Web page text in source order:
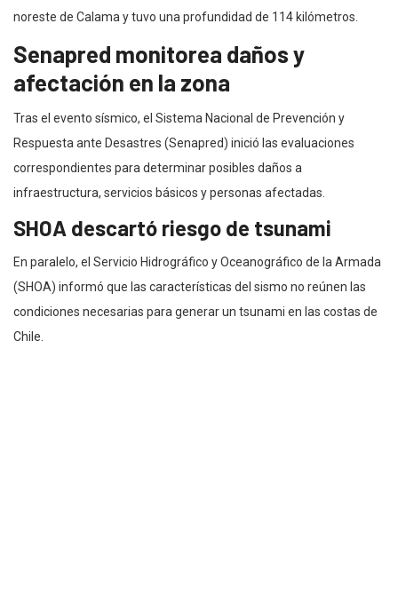
noreste de Calama y tuvo una profundidad de 114 kilómetros.
Senapred monitorea daños y
afectación en la zona
Tras el evento sísmico, el Sistema Nacional de Prevención y
Respuesta ante Desastres (Senapred) inició las evaluaciones
correspondientes para determinar posibles daños a
infraestructura, servicios básicos y personas afectadas.
SHOA descartó riesgo de tsunami
En paralelo, el Servicio Hidrográfico y Oceanográfico de la Armada
(SHOA) informó que las características del sismo no reúnen las
condiciones necesarias para generar un tsunami en las costas de
Chile.